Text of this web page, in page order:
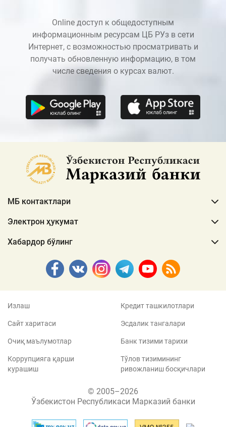
Online доступ к общедоступным
информационным ресурсам ЦБ РУз в сети
Интернет, с возможностью просматривать и
получать обновленную информацию, в том
числе сведения о курсах валют.
МБ контактлари
Электрон ҳукумат
Хабардор бўлинг
Излаш
Сайт харитаси
Очиқ маълумотлар
Коррупцияга қарши
курашиш
Кредит ташкилотлари
Эсдалик тангалари
Банк тизими тарихи
Тўлов тизимининг
ривожланиш босқичлари
© 2005–2026
Ўзбекистон Республикаси Марказий банки